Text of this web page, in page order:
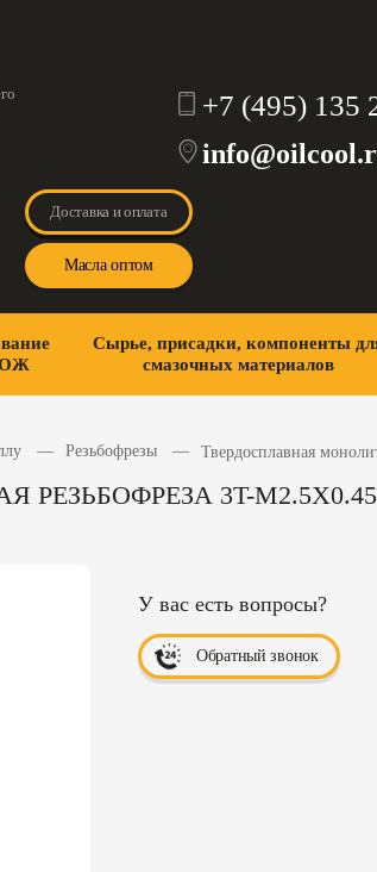
+7 (495) 135
Доставка и оплата
Масла оптом
Сырье, присадки, компоненты
смазочных материалов
Резьбофрезы Твердосплавная
3T-
У вас есть вопросы?
Обратный звонок